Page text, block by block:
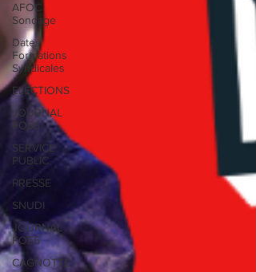
AFOC
Sondage
Dates
Formations
Syndicales
ELECTIONS
JOURNAL
FO56
SERVICE
PUBLIC
PRESSE
SNUDI
JOURNAL
FO56
CAGNOTTE